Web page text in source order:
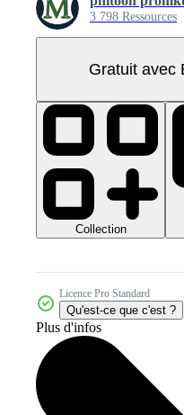
3 798 Ressources
Gratuit avec
Collection
Licence Pro Standard
Qu'est-ce que c'est ?
Plus d'infos